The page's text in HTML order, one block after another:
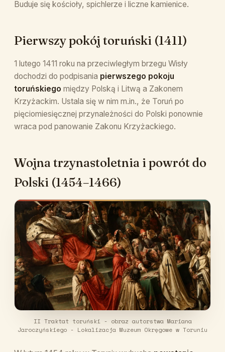
Buduje się kościoły, spichlerze i liczne kamienice.
Pierwszy pokój toruński (1411)
1 lutego 1411 roku na przeciwległym brzegu Wisły
dochodzi do podpisania pierwszego pokoju
toruńskiego między Polską i Litwą a Zakonem
Krzyżackim. Ustala się w nim m.in., że Toruń po
pięciomiesięcznej przynależności do Polski ponownie
wraca pod panowanie Zakonu Krzyżackiego.
Wojna trzynastoletnia i powrót do
Polski (1454–1466)
II Traktat toruński - obraz autorstwa Mariana
Jaroczyńskiego - Lokalizacja Muzeum Okręgowe w Toruniu